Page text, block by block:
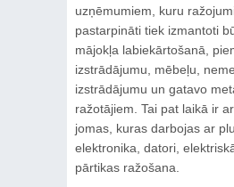
uzņēmumiem, kuru
pastarpināti tiek izmantoti
mājokļa labiekārtošanā,
izstrādājumu, mēbeļu,
izstrādājumu un gatavo
ražotājiem. Tai pat laikā ir
jomas, kuras darbojas ar
elektronika, datori,
pārtikas ražošana.